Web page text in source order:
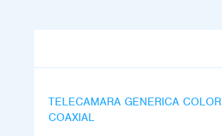
TELECAMARA GENERICA COLOR
COAXIAL